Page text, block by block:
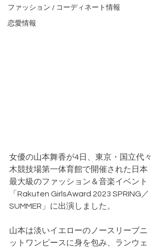
ファッション / コーディネート情報
恋愛情報
女優の山本舞香が4日、東京・国立代々
木競技場第一体育館で開催された日本
最大級のファッション＆音楽イベント
「Rakuten GirlsAward 2023 SPRING／
SUMMER」に出演しました。
山本は淡いイエローのノースリーブニ
ットワンピースに身を包み、ランウェ